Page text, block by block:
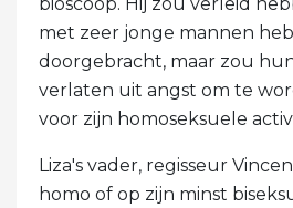
met zeer jonge mannen
doorgebracht, maar zou
verlaten uit angst om te
voor zijn homoseksuele
Liza's vader, regisseur
homo of op zijn minst